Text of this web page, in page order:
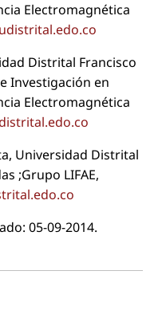
Electromagnética
Distrital Francisco
Investigación en
Electromagnética
Universidad Distrital
;Grupo LIFAE,
05-09-2014.